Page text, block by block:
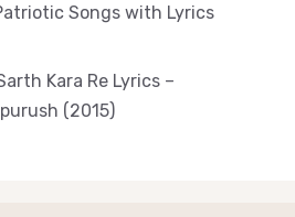
Songs with Lyrics
Kara Re Lyrics –
(2015)